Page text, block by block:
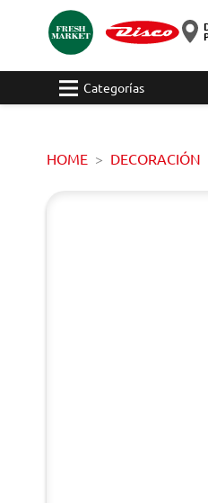
Categorías
HOME DECORACIÓN